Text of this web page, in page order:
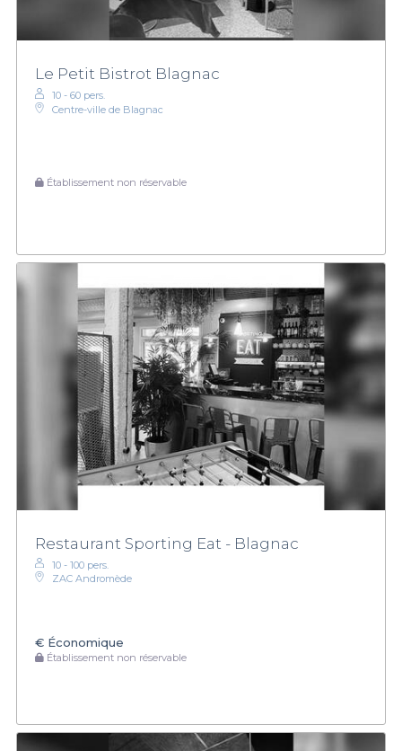
Le Petit Bistrot Blagnac
10 - 60 pers.
Centre-ville de Blagnac
Établissement non réservable
Restaurant Sporting Eat - Blagnac
10 - 100 pers.
ZAC Andromède
€ Économique
Établissement non réservable